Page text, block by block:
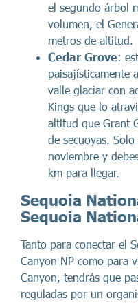
el segundo árbol
volumen, el
metros de altitud.
Cedar Grove:
paisajísticamente
valle glaciar con
Kings que lo
altitud que Grant
de secuoyas.
noviembre y
km para llegar.
Sequoia
Sequoia
Tanto para conectar el
Canyon NP como para
Canyon, tendrás que
reguladas por un